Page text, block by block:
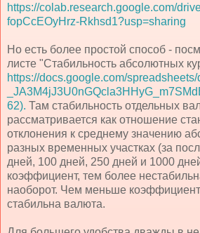
https://colab.research.google.com/
fopCcEOyHrz-Rkhsd1?usp=sharing
Но есть более простой способ -
листе "Стабильность абсолютных
https://docs.google.com/
62). Там стабильность отдельных
рассматривается как отношение
отклонения к среднему значению
разных временных участках (за
дней, 100 дней, 250 дней и 1000
коэффициент, тем более
наоборот. Чем меньше
стабильна валюта.